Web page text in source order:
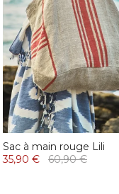
Sac à main rouge Lili
35,90 €
60,90 €